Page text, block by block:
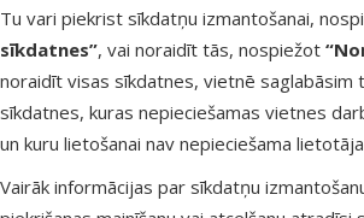
Tu vari piekrist sīkdatņu izmantošanai,
sīkdatnes”, vai noraidīt tās, nospiežot
noraidīt visas sīkdatnes, vietnē saglabāsim
sīkdatnes, kuras nepieciešamas vietnes
un kuru lietošanai nav nepieciešama
Vairāk informācijas par sīkdatņu
TRIXIE – līderis mājdzīvnieku preču
“TRIXIE” ir viens no vadošajiem
Eiropā, kas piedāvā plašu un
Plašs un daudzveidīgs preču klāsts
Zīmola sortimentā ietilpst vairāk nekā 6
suņiem, kaķiem, putniem, grauzējiem,
Rūpes par mājdzīvnieku labsajūtu
“TRIXIE” rūpējas par dzīvnieku
piedāvājot produktus, kas veicina